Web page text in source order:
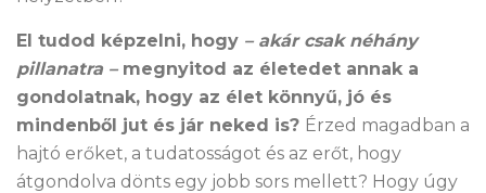
El tudod képzelni, hogy – akár csak néhány
pillanatra – megnyitod az életedet annak a
gondolatnak, hogy az élet könnyű, jó és
mindenből jut és jár neked is? Érzed magadban a
hajtó erőket, a tudatosságot és az erőt, hogy
átgondolva dönts egy jobb sors mellett? Hogy úgy